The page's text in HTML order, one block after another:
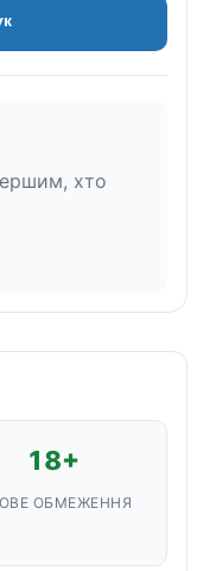
хто
18+
ОБМЕЖЕННЯ